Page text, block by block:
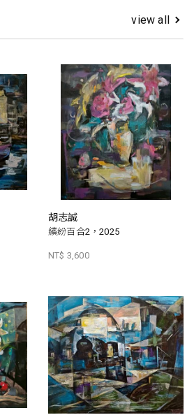
view all
胡志誠
繽紛百合2，2025
NT$ 3,600